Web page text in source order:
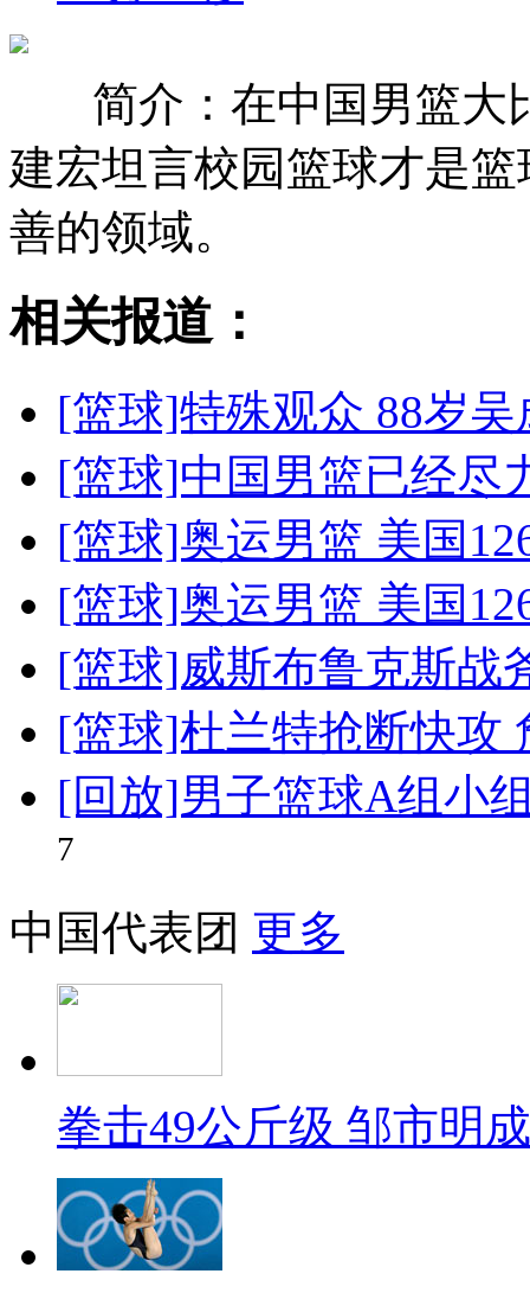
简介：在中国男篮大
建宏坦言校园篮球才是
善的领域。
相关报道：
[篮球]特殊观众 88岁
[篮球]中国男篮已经尽
[篮球]奥运男篮 美国
[篮球]奥运男篮 美国
[篮球]威斯布鲁克斯战
[篮球]杜兰特抢断快攻
[回放]男子篮球A组小
7
中国代表团 更多
拳击49公斤级 邹市明